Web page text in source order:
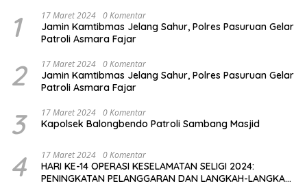
1 17 Maret 2024 0 Komentar
Jamin Kamtibmas Jelang Sahur, Polres Pasuruan Gelar
Patroli Asmara Fajar
2 17 Maret 2024 0 Komentar
Jamin Kamtibmas Jelang Sahur, Polres Pasuruan Gelar
Patroli Asmara Fajar
3 17 Maret 2024 0 Komentar
Kapolsek Balongbendo Patroli Sambang Masjid
4 17 Maret 2024 0 Komentar
HARI KE-14 OPERASI KESELAMATAN SELIGI 2024:
PENINGKATAN PELANGGARAN DAN LANGKAH-LANGKAH